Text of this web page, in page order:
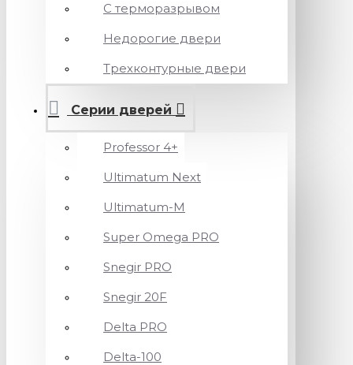
С терморазрывом
Недорогие двери
Трехконтурные двери
Серии дверей
Professor 4+
Ultimatum Next
Ultimatum-M
Super Omega PRO
Snegir PRO
Snegir 20F
Delta PRO
Delta-100